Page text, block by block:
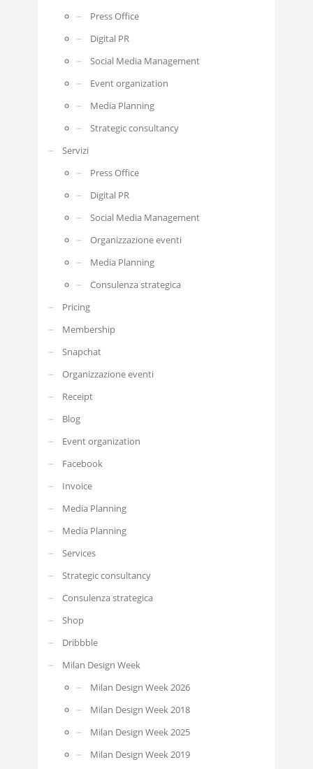
Press Office
Digital PR
Social Media Management
Event organization
Media Planning
Strategic consultancy
Servizi
Press Office
Digital PR
Social Media Management
Organizzazione eventi
Media Planning
Consulenza strategica
Pricing
Membership
Snapchat
Organizzazione eventi
Receipt
Blog
Event organization
Facebook
Invoice
Media Planning
Media Planning
Services
Strategic consultancy
Consulenza strategica
Shop
Dribbble
Milan Design Week
Milan Design Week 2026
Milan Design Week 2018
Milan Design Week 2025
Milan Design Week 2019